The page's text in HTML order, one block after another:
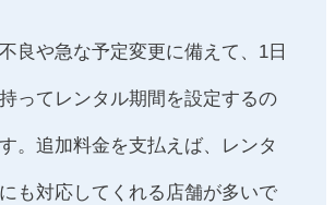
良や急な予定変更に備えて、1日
ってレンタル期間を設定するの
。追加料金を支払えば、レンタ
も対応してくれる店舗が多いで